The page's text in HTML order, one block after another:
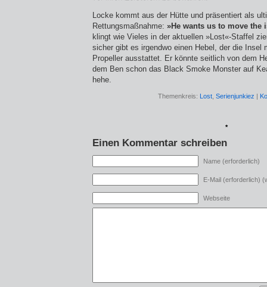
Locke kommt aus der Hütte und präsentiert als
Rettungsmaßnahme: »He wants us to move the
klingt wie Vieles in der aktuellen »Lost«-Staffel
sicher gibt es irgendwo einen Hebel, der die Insel
Propeller ausstattet. Er könnte seitlich von dem
dem Ben schon das Black Smoke Monster auf
hehe.
Themenkreis: Lost Serienjunkiez |
*
Einen Kommentar schreiben
Name (erforderlich)
E-Mail (erforderlich)
Webseite